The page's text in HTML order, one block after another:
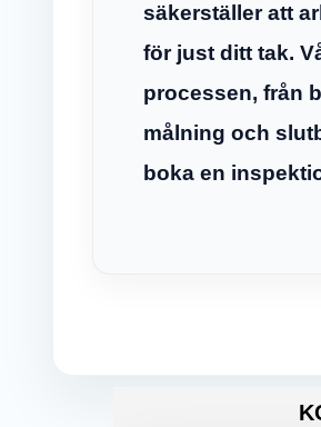
säkerställer att
för just ditt tak.
processen, från
målning och
boka en